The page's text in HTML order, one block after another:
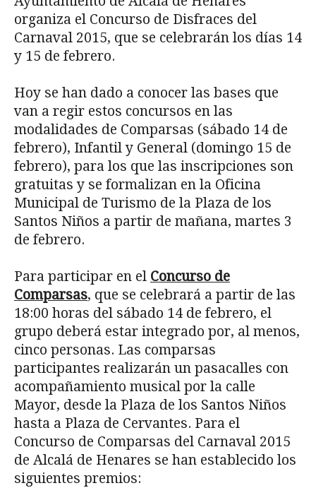
organiza el Concurso de Disfraces del
Carnaval 2015, que se celebrarán los días 14
y 15 de febrero.
Hoy se han dado a conocer las bases que
van a regir estos concursos en las
modalidades de Comparsas (sábado 14 de
febrero), Infantil y General (domingo 15 de
febrero), para los que las inscripciones son
gratuitas y se formalizan en la Oficina
Municipal de Turismo de la Plaza de los
Santos Niños a partir de mañana, martes 3
de febrero.
Para participar en el Concurso de
Comparsas, que se celebrará a partir de las
18:00 horas del sábado 14 de febrero, el
grupo deberá estar integrado por, al menos,
cinco personas. Las comparsas
participantes realizarán un pasacalles con
acompañamiento musical por la calle
Mayor, desde la Plaza de los Santos Niños
hasta a Plaza de Cervantes. Para el
Concurso de Comparsas del Carnaval 2015
de Alcalá de Henares se han establecido los
siguientes premios: